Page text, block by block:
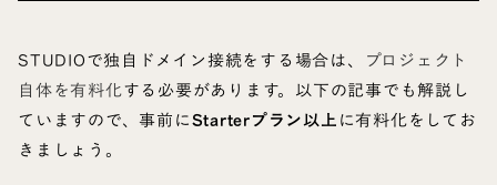
STUDIOで独自ドメイン接続をする場合は、 プロジェクト
自体を有料化する必要があります。以下の記事でも解説し
ていますので、事前にStarterプラン以上に有料化をしてお
きましょう。